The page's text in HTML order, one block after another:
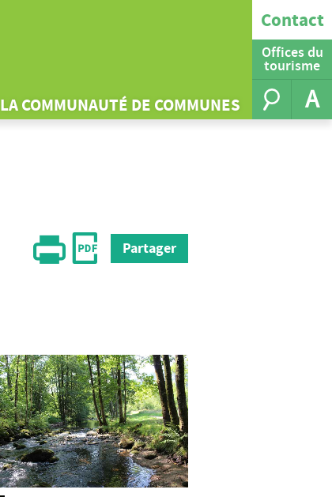
Contact
Offices du
tourisme
LA COMMUNAUTÉ DE COMMUNES A
Partager